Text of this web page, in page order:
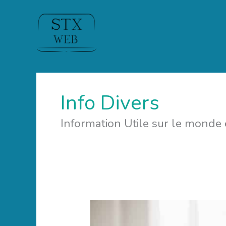
Info Divers
Information Utile sur le monde